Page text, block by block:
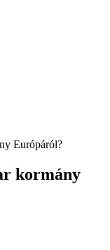
Európáról?
kormány